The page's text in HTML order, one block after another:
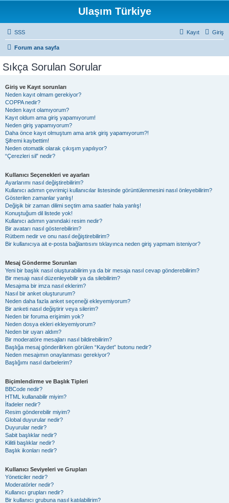
Ulaşım Türkiye
SSS Giriş
Kayıt
Forum ana sayfa
Sıkça Sorulan Sorular
Giriş ve Kayıt sorunları
Neden kayıt olmam gerekiyor?
COPPA nedir?
Neden kayıt olamıyorum?
Kayıt oldum ama giriş yapamıyorum!
Neden giriş yapamıyorum?
Daha önce kayıt olmuştum ama artık giriş yapamıyorum?!
Şifremi kaybettim!
Neden otomatik olarak çıkışım yapılıyor?
“Çerezleri sil” nedir?
Kullanıcı Seçenekleri ve ayarları
Ayarlarımı nasıl değiştirebilirim?
Kullanıcı adımın çevrimiçi kullanıcılar listesinde görüntülenmesini nasıl önleyebilirim?
Gösterilen zamanlar yanlış!
Değişik bir zaman dilimi seçtim ama saatler hala yanlış!
Konuştuğum dil listede yok!
Kullanıcı adımın yanındaki resim nedir?
Bir avatarı nasıl gösterebilirim?
Rütbem nedir ve onu nasıl değiştirebilirim?
Bir kullanıcıya ait e-posta bağlantısını tıklayınca neden giriş yapmam isteniyor?
Mesaj Gönderme Sorunları
Yeni bir başlık nasıl oluşturabilirim ya da bir mesaja nasıl cevap gönderebilirim?
Bir mesajı nasıl düzenleyebilir ya da silebilirim?
Mesajıma bir imza nasıl eklerim?
Nasıl bir anket oluştururum?
Neden daha fazla anket seçeneği ekleyemiyorum?
Bir anketi nasıl değiştirir veya silerim?
Neden bir foruma erişimim yok?
Neden dosya ekleri ekleyemiyorum?
Neden bir uyarı aldım?
Bir moderatöre mesajları nasıl bildirebilirim?
Başlığa mesaj gönderilirken görülen “Kaydet” butonu nedir?
Neden mesajımın onaylanması gerekiyor?
Başlığımı nasıl darbelerim?
Biçimlendirme ve Başlık Tipleri
BBCode nedir?
HTML kullanabilir miyim?
İfadeler nedir?
Resim gönderebilir miyim?
Global duyurular nedir?
Duyurular nedir?
Sabit başlıklar nedir?
Kilitli başlıklar nedir?
Başlık ikonları nedir?
Kullanıcı Seviyeleri ve Grupları
Yöneticiler nedir?
Moderatörler nedir?
Kullanıcı grupları nedir?
Bir kullanıcı grubuna nasıl katılabilirim?